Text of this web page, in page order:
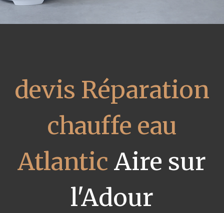
devis Réparation
chauffe eau
Atlantic Aire sur
l'Adour